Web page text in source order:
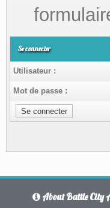
Se connecter
Utilisateur :
Mot de passe :
About Battle City